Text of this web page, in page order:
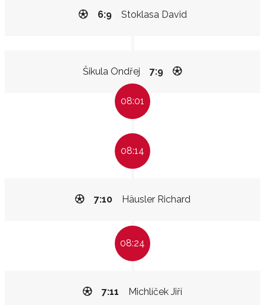
Stoklasa David
6:9
Šikula Ondřej 7:9
08:01
08:14
Häusler Richard
7:10
08:24
Michlíček Jiří
7:11